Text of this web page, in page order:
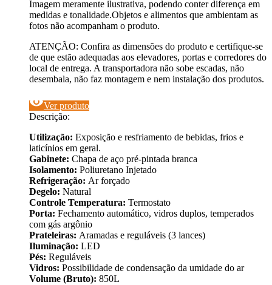
Imagem meramente ilustrativa, podendo conter diferença em
medidas e tonalidade.Objetos e alimentos que ambientam as
fotos não acompanham o produto.
ATENÇÃO: Confira as dimensões do produto e certifique-se
de que estão adequadas aos elevadores, portas e corredores do
local de entrega. A transportadora não sobe escadas, não
desembala, não faz montagem e nem instalação dos produtos.
visibilityVer produto
Descrição:
Utilização: Exposição e resfriamento de bebidas, frios e
laticínios em geral.
Gabinete: Chapa de aço pré-pintada branca
Isolamento: Poliuretano Injetado
Refrigeração: Ar forçado
Degelo: Natural
Controle Temperatura: Termostato
Porta: Fechamento automático, vidros duplos, temperados
com gás argônio
Prateleiras: Aramadas e reguláveis (3 lances)
Iluminação: LED
Pés: Reguláveis
Vidros: Possibilidade de condensação da umidade do ar
Volume (Bruto): 850L